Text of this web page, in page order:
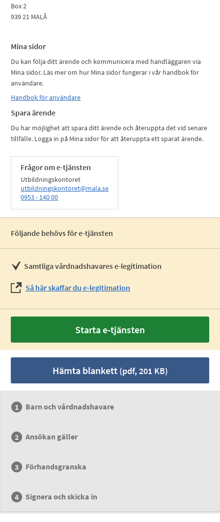
Box 2
939 21 MALÅ
Mina sidor
Du kan följa ditt ärende och kommunicera med handläggaren via
Mina sidor. Läs mer om hur Mina sidor fungerar i vår handbok för
användare.
Handbok för användare
Spara ärende
Du har möjlighet att spara ditt ärende och återuppta det vid senare
tillfälle. Logga in på Mina sidor för att återuppta ett sparat ärende.
Frågor om e-tjänsten
Utbildningskontoret
utbildningskontoret@mala.se
0953 - 140 00
Följande behövs för e-tjänsten
Samtliga vårdnadshavares e-legitimation
Så här skaffar du e-legitimation
Starta e-tjänsten
Hämta blankett(pdf, 201 KB)
Barn och vårdnadshavare
Ansökan gäller
Förhandsgranska
Signera och skicka in